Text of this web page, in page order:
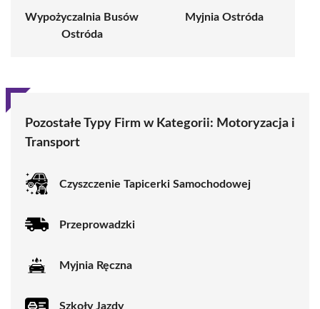
Wypożyczalnia Busów
Ostróda
Myjnia Ostróda
Pozostałe Typy Firm w Kategorii: Motoryzacja i
Transport
Czyszczenie Tapicerki Samochodowej
Przeprowadzki
Myjnia Ręczna
Szkoły Jazdy